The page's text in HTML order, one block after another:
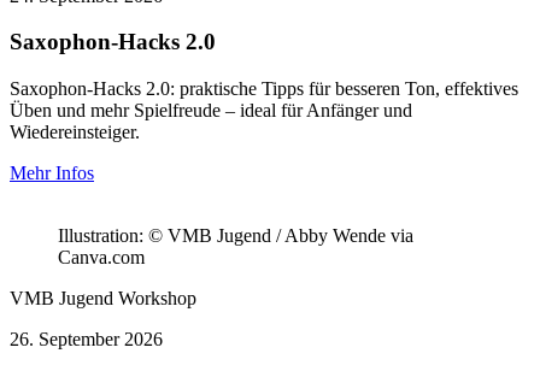
Saxophon-Hacks 2.0
Saxophon-Hacks 2.0: praktische Tipps für besseren Ton, effektives
Üben und mehr Spielfreude – ideal für Anfänger und
Wiedereinsteiger.
Mehr Infos
Illustration: © VMB Jugend / Abby Wende via
Canva.com
VMB Jugend Workshop
26. September 2026